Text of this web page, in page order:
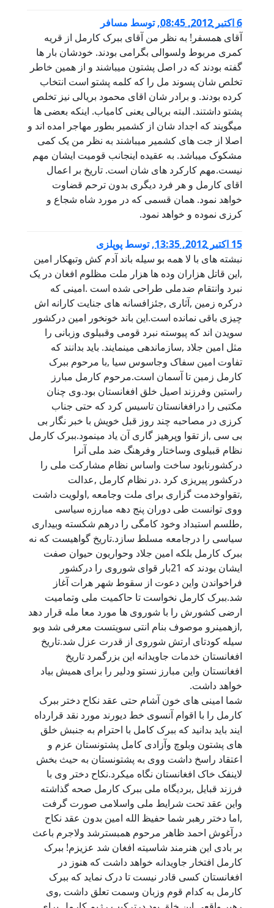
6 اكتبر 2012, 08:45 ,توسط مسافر
آقای همسفر! به نظر من آقای ببرک کارمل از قریه
کمری مربوط ولسوالی بگرامی بودند. خودشان بار ها
گفته بودند که در اصل پشتون میباشند و از همین خاطر
تخلص شان پسوند مل را که کلمه پشتو است انتخاب
کرده بودند. و برادر شان اقای محمود بریالی نیز تخلص
پشتو داشتند. البته بریالی یعنی کامیاب. اینکه بعضی ها
میگویند که اجداد شان از کشمیر بطور مهاجر امده اند و
اصلا از جت های کشمیر میباشند به نظر من یک کمی
مشکوک میباشد. به عقیده اینجانب قومیت ایشان مهم
نیست.مهم کارکرد های شان است. تاریخ بر اعمال
اقای کارمل و هر فرد دیگری بدون ترحم قضاوت
خواهد نمود. همان قسمی که در مورد شاه شجاع و
کرزی نموده و خواهد نمود.
15 اكتبر 2012, 13:35 ,توسط پوپلزی
نبشته های با لا همه بو سیله باند آدم کش وتبهکار امین
,این قاتل هزاران وده ها هزار ملت مظلوم افغان در یک
نبرد وانتقام ضدملی طراحی شده است .امینی که
درکره زمین ,آثاری ,جئزافسانه های جنایت کارانه اش
چیزی باقی نمانده است.این باند خونخور امین درکشور
سویدن اند که پیوسته نبرد قومی وقبیلوی وزبانی را
مثل امین جلاد ,سازماندهی مینمایند. باید بدانند که
تفاوت امین سفاک وجاسوس سیا ,با مرحوم ببرک
کارمل زمین تا آسمان است.مرحوم کارمل مبارز
راستین وفرزند اصیل خلق افغانستان بود.وی چنان
مکتبی را درافغانستان تاسیس کرد که حتی جناب
کرزی در مصاحبه چند روز قبل خویش با خبر نگار بی
بی سی ,از تقوا وپرهیز گاری آن یاد مینمود.ببرک کارمل
نظام قبیلوی وساختار وفرهنگ ضد ملی آنرا
درکشورنابود ساخت واساس نظام مشارکت ملی را
درکشور پیریزی کرد .در نظام کارمل ,عدالت
,تقواوخدمت گزاری برای ملت وجامعه ,اولویت داشت
ووی توانست طی دوران پنج دهه مبارزه سیاسی
,طلسم استبداد وخود کامگی را درهم شکسته وبیداری
سیاسی را درجامعه مسلط سازد.تاریخ گواهیست که نه
ببرک کارمل بلکه امین جلاد وحواریون حیوان صفت
ایشان بودند که 21بار قوای شوروی را درکشور
فراخواندن واین دعوت از سقوط شهر هرات آغاز
شد.ببرک کارمل نخواست تا حاکمیت ملی وتمامیت
ارضی کشورش را با شوروی ها مورد معا مله قرار دهد
,ازهمینرو موصوف بنام انتی سویتست معرفی شد وبو
سیله کودتای ارتش شوروی از قدرت عزل شد.تاریخ
افغانستان خدمات جاویدانه این بزرگمرد تاریخ
افغانستان واین مبارز نستو ودلیر را برای همیش بیاد
خواهد داشت.
شما امینی های خون آشام حتی عقد نکاح دختر ببرک
کارمل را با اقوام آنسوی خط دیورند مورد نقد قرارداه
ایند باید بدانید که ببرک کامل با احترام به جنبش خلق
های پشتون وبلوچ وآزادی کامل پشتونستان عزم و
اعتقاد راسخ داشت ووی به پشتونستان به حیث بخش
لاینفک خاک افغانستان نگاه میکرد.نکاح دختر وی با
فرزند قبایل ,بردیگاه ملی ببرک کارمل صحه گذاشته
واین عقد تحت شرایط ملی واسلامی صورت گرفت
,اما دختر رهبر شما حفیظ الله امین بدون عقد نکاح
درآغوش احمد ظاهر مرحوم همبسترشد ولاجرم باعث
بر بادی این هنرمند شاسیته افغان شد عزیزم! ببرک
کارمل افتخار جاویدانه خواهد داشت که هنوز در
افغانستان کسی قادر نیست تا درک نماید که ببرک
کارمل به کدام قوم وزبان وسمت تعلق داشت ,وی